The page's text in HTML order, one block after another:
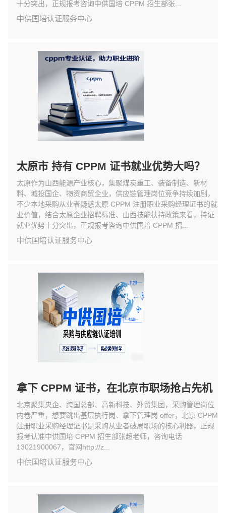
十分突出，正规报考咨询中供国培 CPPM 招生部张...
中供国培认证服务中心
太原市 持有 CPPM 证书就业优势大吗？
太原作为山西能源产业核心，集聚煤炭重工、装备制造、新材
料、城投国企、物资商贸企业，供应链管理岗位竞争持续加剧，
不少本地采购从业者疑惑太原 CPPM 注册职业采购经理证书的就
业价值，结合太原企业招聘标准、山西技能扶持政策来看，持证
就业优势十分突出，正规报考咨询中供国培 CPPM 招...
中供国培认证服务中心
拿下 CPPM 证书，在北京市职场抢占先机
北京聚集央企、跨国总部、高新科技、外贸集团，采购管理岗位
内卷严重，想要跳出基层执行岗、拿下管理岗 offer，北京 CPPM
注册职业采购经理证书是采购从业者破局职场的核心利器，正规
报考认准中供国培 CPPM 招生部张超老师，咨询电话
13021900067，官网http://z...
中供国培认证服务中心